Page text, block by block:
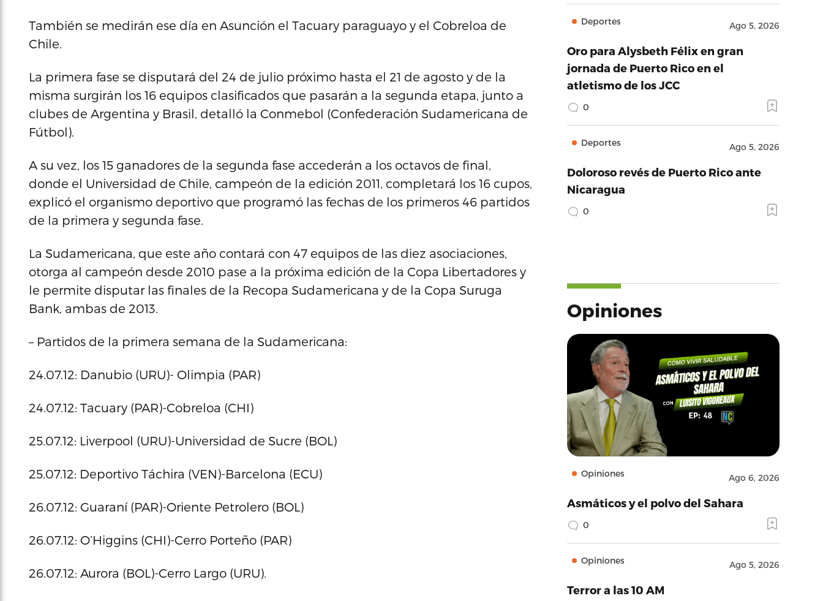
También se medirán ese día en Asunción el Tacuary paraguayo y el Cobreloa de
Chile.
La primera fase se disputará del 24 de julio próximo hasta el 21 de agosto y de la
misma surgirán los 16 equipos clasificados que pasarán a la segunda etapa, junto a
clubes de Argentina y Brasil, detalló la Conmebol (Confederación Sudamericana de
Fútbol).
A su vez, los 15 ganadores de la segunda fase accederán a los octavos de final,
donde el Universidad de Chile, campeón de la edición 2011, completará los 16 cupos,
explicó el organismo deportivo que programó las fechas de los primeros 46 partidos
de la primera y segunda fase.
La Sudamericana, que este año contará con 47 equipos de las diez asociaciones,
otorga al campeón desde 2010 pase a la próxima edición de la Copa Libertadores y
le permite disputar las finales de la Recopa Sudamericana y de la Copa Suruga
Bank, ambas de 2013.
– Partidos de la primera semana de la Sudamericana:
24.07.12: Danubio (URU)- Olimpia (PAR)
24.07.12: Tacuary (PAR)-Cobreloa (CHI)
25.07.12: Liverpool (URU)-Universidad de Sucre (BOL)
25.07.12: Deportivo Táchira (VEN)-Barcelona (ECU)
26.07.12: Guaraní (PAR)-Oriente Petrolero (BOL)
26.07.12: O’Higgins (CHI)-Cerro Porteño (PAR)
26.07.12: Aurora (BOL)-Cerro Largo (URU).
Deportes Ago 5, 2026
Oro para Alysbeth Félix en gran
jornada de Puerto Rico en el
atletismo de los JCC
0
Deportes Ago 5, 2026
Doloroso revés de Puerto Rico ante
Nicaragua
0
Opiniones
Opiniones Ago 6, 2026
Asmáticos y el polvo del Sahara
0
Opiniones Ago 5, 2026
Terror a las 10 AM